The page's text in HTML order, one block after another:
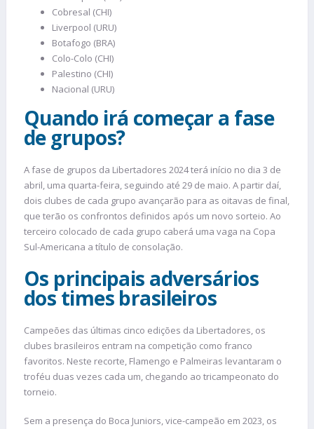
Cobresal (CHI)
Liverpool (URU)
Botafogo (BRA)
Colo-Colo (CHI)
Palestino (CHI)
Nacional (URU)
Quando irá começar a fase
de grupos?
A fase de grupos da Libertadores 2024 terá início no dia 3 de
abril, uma quarta-feira, seguindo até 29 de maio. A partir daí,
dois clubes de cada grupo avançarão para as oitavas de final,
que terão os confrontos definidos após um novo sorteio. Ao
terceiro colocado de cada grupo caberá uma vaga na Copa
Sul-Americana a título de consolação.
Os principais adversários
dos times brasileiros
Campeões das últimas cinco edições da Libertadores, os
clubes brasileiros entram na competição como franco
favoritos. Neste recorte, Flamengo e Palmeiras levantaram o
troféu duas vezes cada um, chegando ao tricampeonato do
torneio.
Sem a presença do Boca Juniors, vice-campeão em 2023, os